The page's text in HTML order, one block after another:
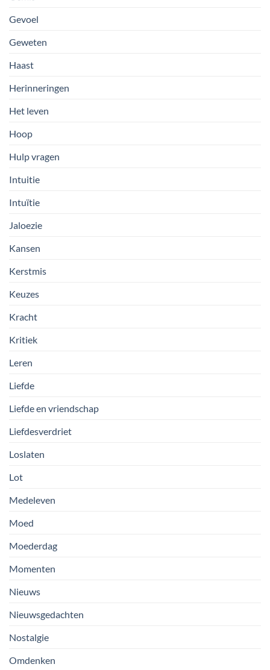
Gevoel
Geweten
Haast
Herinneringen
Het leven
Hoop
Hulp vragen
Intuitie
Intuïtie
Jaloezie
Kansen
Kerstmis
Keuzes
Kracht
Kritiek
Leren
Liefde
Liefde en vriendschap
Liefdesverdriet
Loslaten
Lot
Medeleven
Moed
Moederdag
Momenten
Nieuws
Nieuwsgedachten
Nostalgie
Omdenken